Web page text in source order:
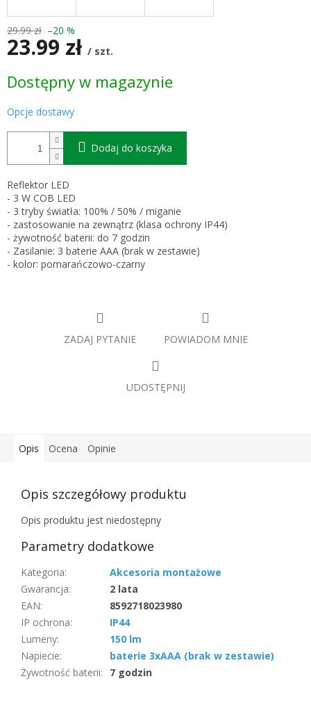
29.99 zł –20 %
23.99 zł / szt.
jednostkowa:
Dostępny w magazynie
Opcje dostawy
Dodaj do koszyka
Reflektor LED
- 3 W COB LED
- 3 tryby światła: 100% / 50% / miganie
- zastosowanie na zewnątrz (klasa ochrony IP44)
- żywotność baterii: do 7 godzin
- Zasilanie: 3 baterie AAA (brak w zestawie)
- kolor: pomarańczowo-czarny
ZADAJ PYTANIE POWIADOM MNIE
UDOSTĘPNIJ
Opis Ocena Opinie
Opis szczegółowy produktu
Opis produktu jest niedostępny
Parametry dodatkowe
Kategoria:
Akcesoria montażowe
Gwarancja:
2 lata
EAN:
8592718023980
IP ochrona:
IP44
Lumeny:
150 lm
Napiecie:
baterie 3xAAA (brak w zestawie)
Żywotność baterii: 7 godzin